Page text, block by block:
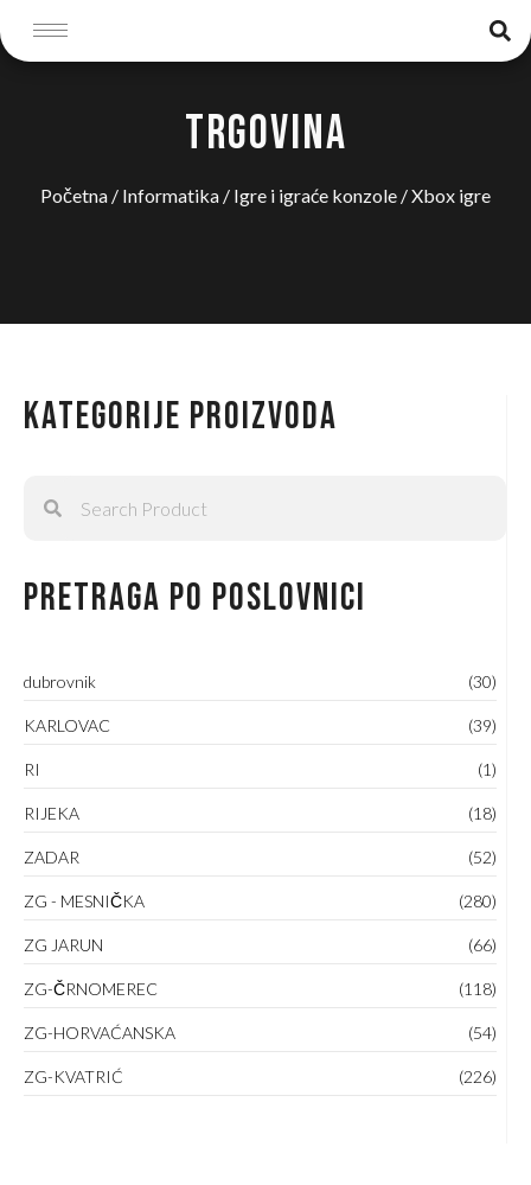
TRGOVINA
Početna / Informatika / Igre i igraće konzole / Xbox igre
Kategorije proizvoda
Pretraga po poslovnici
dubrovnik (30)
KARLOVAC (39)
RI (1)
RIJEKA (18)
ZADAR (52)
ZG - MESNIČKA (280)
ZG JARUN (66)
ZG-ČRNOMEREC (118)
ZG-HORVAĆANSKA (54)
ZG-KVATRIĆ (226)